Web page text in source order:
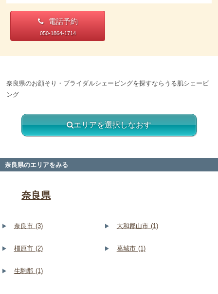
電話予約
050-1864-1714
奈良県のお顔そり・ブライダルシェービングを探すならうる肌シェービ
ング
エリアを選択しなおす
奈良県のエリアをみる
奈良県
奈良市 (3) 大和郡山市 (1)
橿原市 (2) 葛城市 (1)
生駒郡 (1)